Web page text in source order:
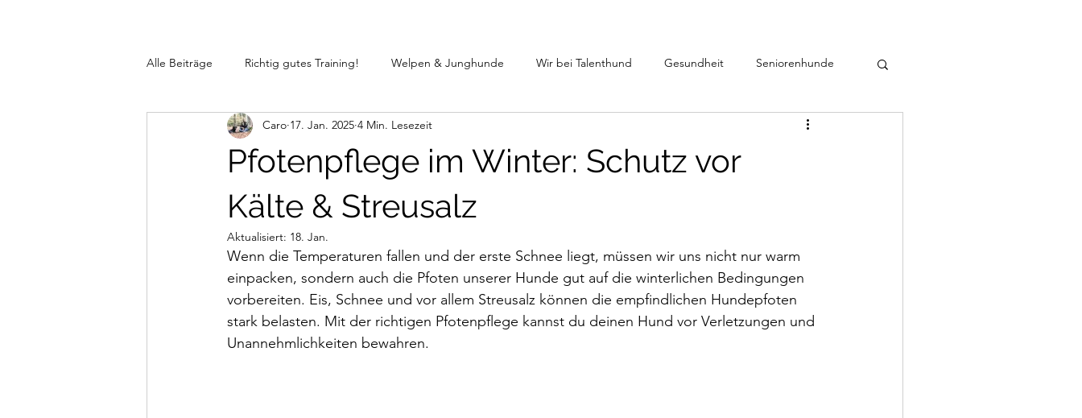
Alle Beiträge Richtig gutes Training! Welpen & Junghunde Wir bei Talenthund Gesundheit Seniorenhunde
Abenteuer Mantrailing nur via Link
Pfotenpflege im Winter: Schutz vor
Kälte & Streusalz
Caro 17. Jan. 2025 4 Min. Lesezeit
Aktualisiert: 18. Jan.
Wenn die Temperaturen fallen und der erste Schnee liegt, müssen wir uns nicht nur warm
einpacken, sondern auch die Pfoten unserer Hunde gut auf die winterlichen Bedingungen
vorbereiten. Eis, Schnee und vor allem Streusalz können die empfindlichen Hundepfoten
stark belasten. Mit der richtigen Pfotenpflege kannst du deinen Hund vor Verletzungen und
Unannehmlichkeiten bewahren.